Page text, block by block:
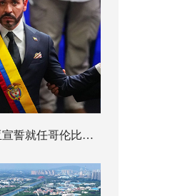
德拉埃斯普列亚宣誓就任哥伦比亚总统